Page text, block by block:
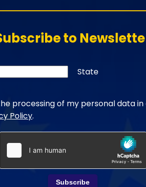
to
State
processing of my personal data
Policy.
Subscribe